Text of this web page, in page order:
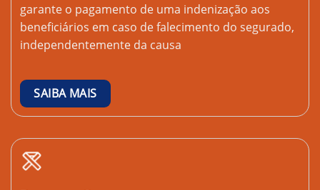
garante o pagamento de uma indenização aos
beneficiários em caso de falecimento do segurado,
independentemente da causa
SAIBA MAIS